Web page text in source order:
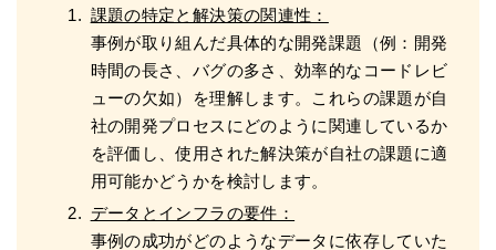
課題の特定と解決策の関連性：
事例が取り組んだ具体的な開発課題（例：開発
時間の長さ、バグの多さ、効率的なコードレビ
ューの欠如）を理解します。これらの課題が自
社の開発プロセスにどのように関連しているか
を評価し、使用された解決策が自社の課題に適
用可能かどうかを検討します。
データとインフラの要件：
事例の成功がどのようなデータに依存していた